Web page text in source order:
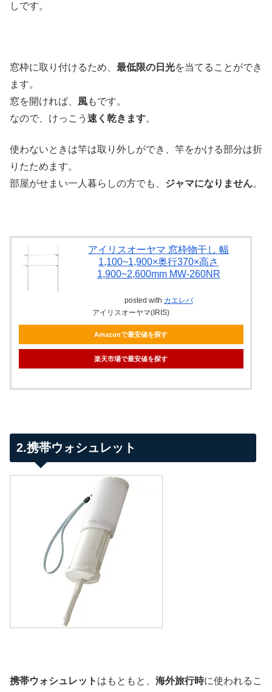
しです。
窓枠に取り付けるため、 最低限の日光を当てることができ
ます。
窓を開ければ、 風もです。
なので、けっこう 速く乾きます。
使わないときは竿は取り外しができ、竿をかける部分は折
りたためます。
部屋がせまい一人暮らしの方でも、 ジャマになりません。
アイリスオーヤマ 窓枠物干し 幅
1,100~1,900×奥行370×高さ
1,900~2,600mm MW-260NR
posted with カエレバ
アイリスオーヤマ(IRIS)
Amazonで最安値を探す
楽天市場で最安値を探す
2.携帯ウォシュレット
携帯ウォシュレット はもともと、 海外旅行時に使われるこ